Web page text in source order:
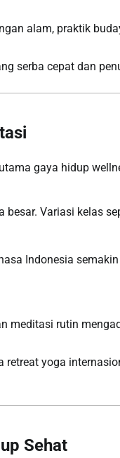
alam, praktik
serba cepat dan
gaya hidup
besar. Variasi kelas
Indonesia
meditasi rutin
yoga
Sehat